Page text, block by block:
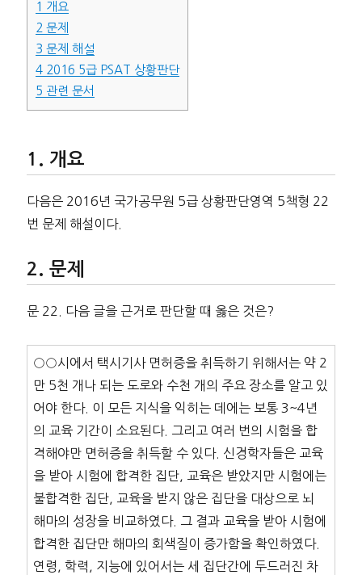
1 개요
2 문제
3 문제 해설
42016 5급 PSAT 상황판단
5 관련 문서
개요
다음은 2016년 국가공무원 5급 상황판단영역 5책형 22
번 문제 해설이다.
문제
문 22. 다음 글을 근거로 판단할 때 옳은 것은?
○○시에서 택시기사 면허증을 취득하기 위해서는 약 2
만 5천 개나 되는 도로와 수천 개의 주요 장소를 알고 있
어야 한다. 이 모든 지식을 익히는 데에는 보통 3~4년
의 교육 기간이 소요된다. 그리고 여러 번의 시험을 합
격해야만 면허증을 취득할 수 있다. 신경학자들은 교육
을 받아 시험에 합격한 집단, 교육은 받았지만 시험에는
불합격한 집단, 교육을 받지 않은 집단을 대상으로 뇌
해마의 성장을 비교하였다. 그 결과 교육을 받아 시험에
합격한 집단만 해마의 회색질이 증가함을 확인하였다.
연령, 학력, 지능에 있어서는 세 집단간에 두드러진 차